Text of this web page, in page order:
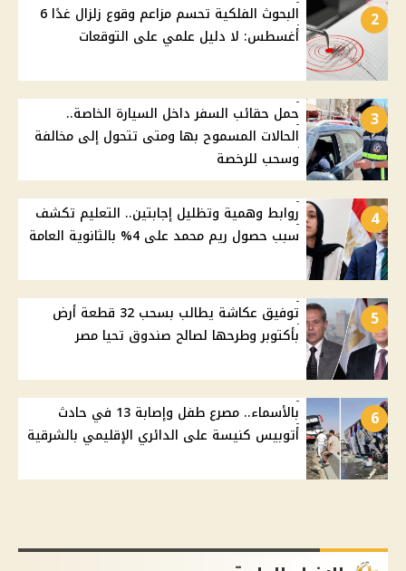
2
البحوث الفلكية تحسم مزاعم وقوع زلزال غدًا 6
أغسطس: لا دليل علمي على التوقعات
3
حمل حقائب السفر داخل السيارة الخاصة..
الحالات المسموح بها ومتى تتحول إلى مخالفة
وسحب للرخصة
4
روابط وهمية وتظليل إجابتين.. التعليم تكشف
سبب حصول ريم محمد على 4% بالثانوية العامة
5
توفيق عكاشة يطالب بسحب 32 قطعة أرض
بأكتوبر وطرحها لصالح صندوق تحيا مصر
6
بالأسماء.. مصرع طفل وإصابة 13 في حادث
أتوبيس كنيسة على الدائري الإقليمي بالشرقية